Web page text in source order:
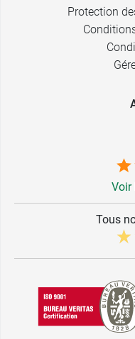
Protection
Voir
Tous